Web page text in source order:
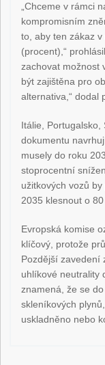
„Chceme v rámci
kompromisním
to, aby ten zákaz
(procent),“
zachovat možnost
být zajištěna pro
alternativa,“ dodal
Itálie, Portugalsko,
dokumentu
musely do roku
stoprocentní
užitkových vozů
2035 klesnout o
Evropská komise
klíčový, protože
Pozdější zavedení
uhlíkové neutrality
znamená, že se
skleníkových
uskladněno nebo